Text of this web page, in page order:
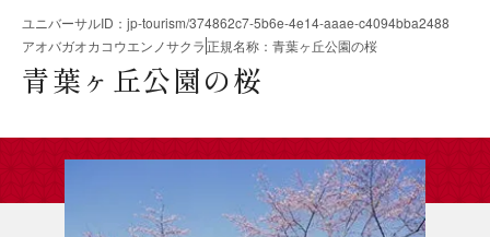
ユニバーサルID ： jp-tourism/374862c7-5b6e-4e14-aaae-c4094bba2488
アオバガオカコウエンノサクラ正規名称 ： 青葉ヶ丘公園の桜
青葉ヶ丘公園の桜